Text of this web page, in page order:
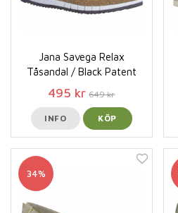
Jana Savega Relax
Tåsandal / Black Patent
495 kr 649 kr
INFO KÖP
34%